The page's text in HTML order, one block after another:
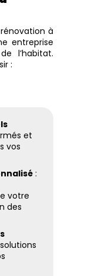
à
entreprise
l’habitat.
:
et
vos
:
votre
des